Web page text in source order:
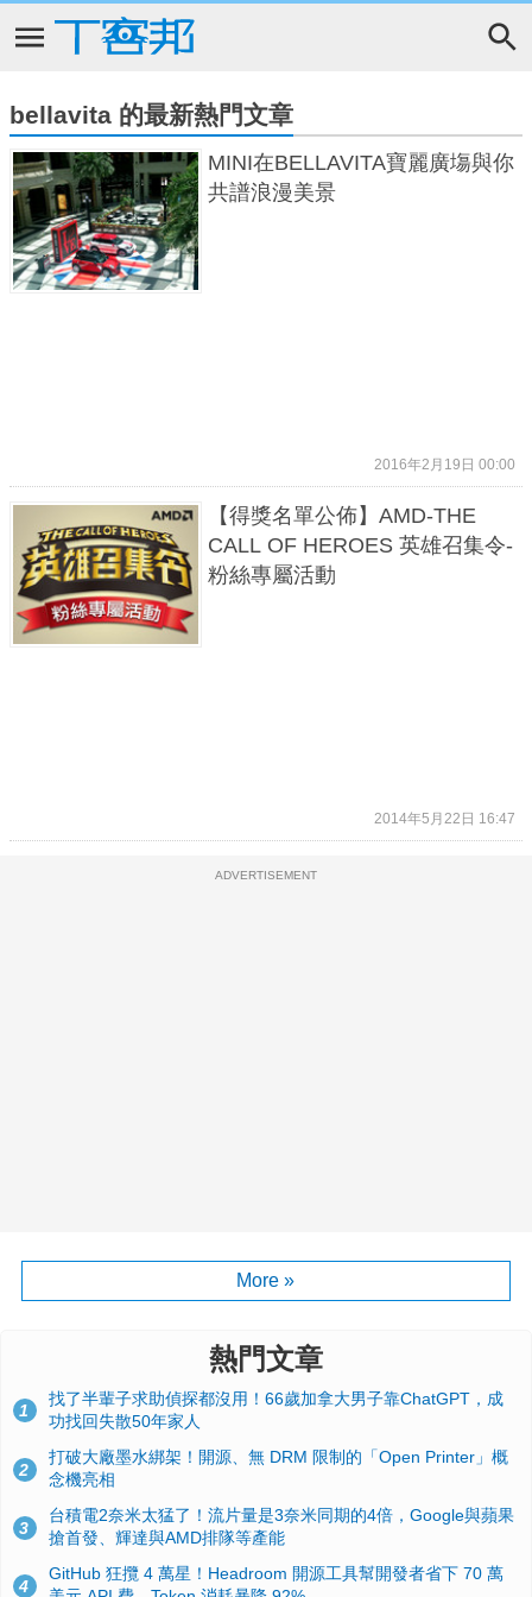
bellavita 的最新熱門文章
MINI在BELLAVITA寶麗廣塲與你
共譜浪漫美景
2016年2月19日 00:00
【得獎名單公佈】AMD-THE
CALL OF HEROES 英雄召集令-
粉絲專屬活動
2014年5月22日 16:47
ADVERTISEMENT
More »
熱門文章
1
找了半輩子求助偵探都沒用！66歲加拿大男子靠ChatGPT，成
功找回失散50年家人
2
打破大廠墨水綁架！開源、無 DRM 限制的「Open Printer」概
念機亮相
3
台積電2奈米太猛了！流片量是3奈米同期的4倍，Google與蘋果
搶首發、輝達與AMD排隊等產能
4
GitHub 狂攬 4 萬星！Headroom 開源工具幫開發者省下 70 萬